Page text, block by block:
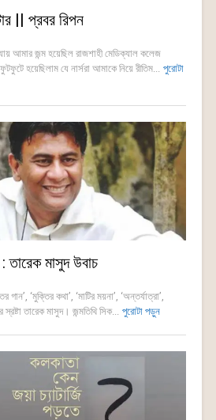
|| প্রবর রিপন
আমার জন্ম হয়েছিল রাজশাহী মেডিক্যাল কলেজ
হয়েছিলাম যে নার্সরা আমাকে নিয়ে রীতিম... পুরোটা
তারেক মাসুদ উবাচ
গান’, ‘মুক্তির কথা’, ‘মাটির ময়না’, ‘অন্তর্যাত্রা’,
তারেক মাসুদ। জন্মতিথি সিক... পুরোটা পড়ুন